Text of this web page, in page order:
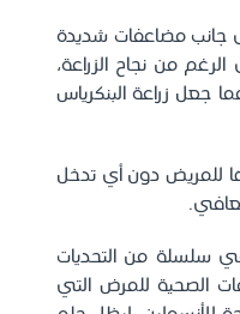
جانب مضاعفات شديدة
من نجاح الزراعة،
جعل زراعة البنكرياس
للمريض دون أي تدخل
سلسلة من التحديات
الصحية للمرض التي